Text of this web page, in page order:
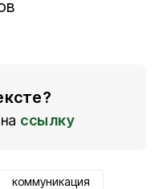
ссылку
коммуникация